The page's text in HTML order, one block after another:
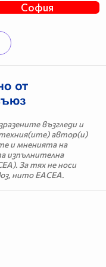
София
възгледи и
автор(и)
и мненията на
изпълнителна
За тях не носи
нито EACEA.